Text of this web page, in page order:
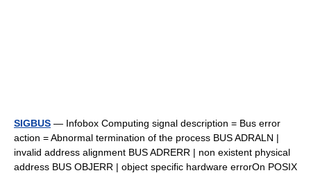
SIGBUS — Infobox Computing signal description = Bus error
action = Abnormal termination of the process BUS ADRALN |
invalid address alignment BUS ADRERR | non existent physical
address BUS OBJERR | object specific hardware errorOn POSIX